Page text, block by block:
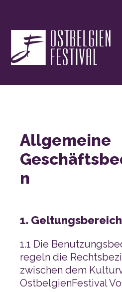
n
1. Geltungsbereich